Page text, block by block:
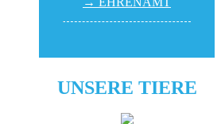
UNSERE TIERE